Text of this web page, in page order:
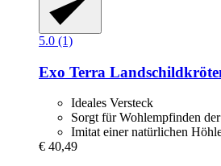
5.0 (1)
Exo Terra
Ideales Versteck
Sorgt für Wohlempfinden
Imitat einer natürlichen
€ 40,49